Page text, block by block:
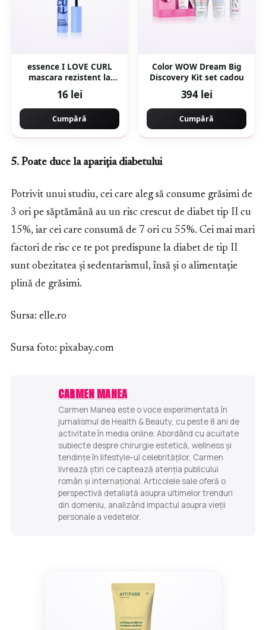
essence I LOVE CURL
mascara rezistent la
apă, pentru volum
neagră 10 ml
16 lei
Cumpără
Color WOW Dream Big
Discovery Kit set cadou
394 lei
Cumpără
5. Poate duce la apariția diabetului
Potrivit unui studiu, cei care aleg să consume grăsimi de
3 ori pe săptămână au un risc crescut de diabet tip II cu
15%, iar cei care consumă de 7 ori cu 55%. Cei mai mari
factori de risc ce te pot predispune la diabet de tip II
sunt obezitatea și sedentarismul, însă și o alimentație
plină de grăsimi.
Sursa: elle.ro
Sursa foto: pixabay.com
CARMEN MANEA
Carmen Manea este o voce experimentată în
jurnalismul de Health & Beauty, cu peste 8 ani de
activitate în media online. Abordând cu acuitate
subiecte despre chirurgie estetică, wellness și
tendințe în lifestyle-ul celebrităților, Carmen
livrează știri ce captează atenția publicului
român și internațional. Articolele sale oferă o
perspectivă detaliată asupra ultimelor trenduri
din domeniu, analizând impactul asupra vieții
personale a vedetelor.